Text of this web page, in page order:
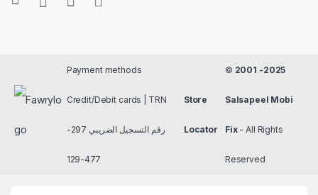
Payment methods
Credit/Debit cards | TRN
رقم التسجيل الضريبي 297-
477-129
Store
Locator
© 2001 -2025
Salsapeel Mobi
Fix- All Rights
Reserved